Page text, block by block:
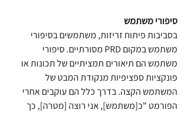
סיפורי משתמש
בסביבות פיתוח זריזות, משתמשים בסיפורי
משתמש במקום PRD מסורתיים. סיפורי
משתמש הם תיאורים תמציתיים של תכונות או
פונקציות ספציפיות מנקודת המבט של
המשתמש הקצה. בדרך כלל הם עוקבים אחרי
הפורמט "כ[משתמש], אני רוצה [מטרה], כך